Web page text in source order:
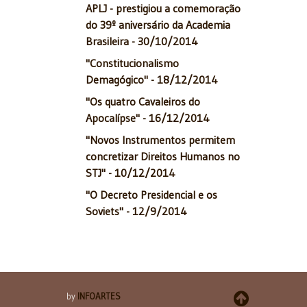
APLJ - prestigiou a comemoração
do 39º aniversário da Academia
Brasileira - 30/10/2014
"Constitucionalismo
Demagógico" - 18/12/2014
"Os quatro Cavaleiros do
Apocalípse" - 16/12/2014
"Novos Instrumentos permitem
concretizar Direitos Humanos no
STJ" - 10/12/2014
"O Decreto Presidencial e os
Soviets" - 12/9/2014
by INFOARTES